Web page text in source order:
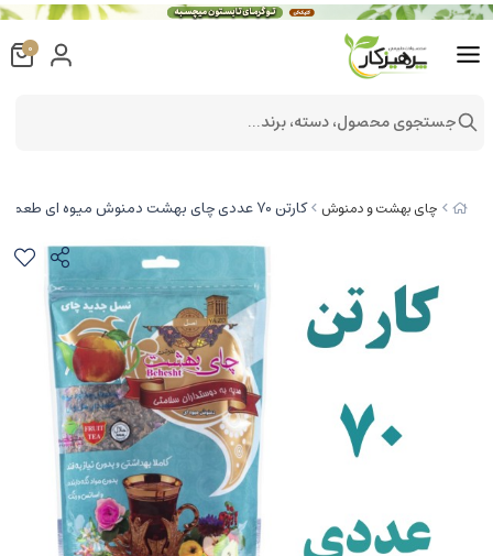
چای بهشت و دمنوش کارتن 70 عددی چای بهشت دمنوش میوه ای طعم هل و گل 200 گرمی با بسته بندی پاکت دمنوش به سیب (معطر)
0
جستجوی محصول، دسته، برند...